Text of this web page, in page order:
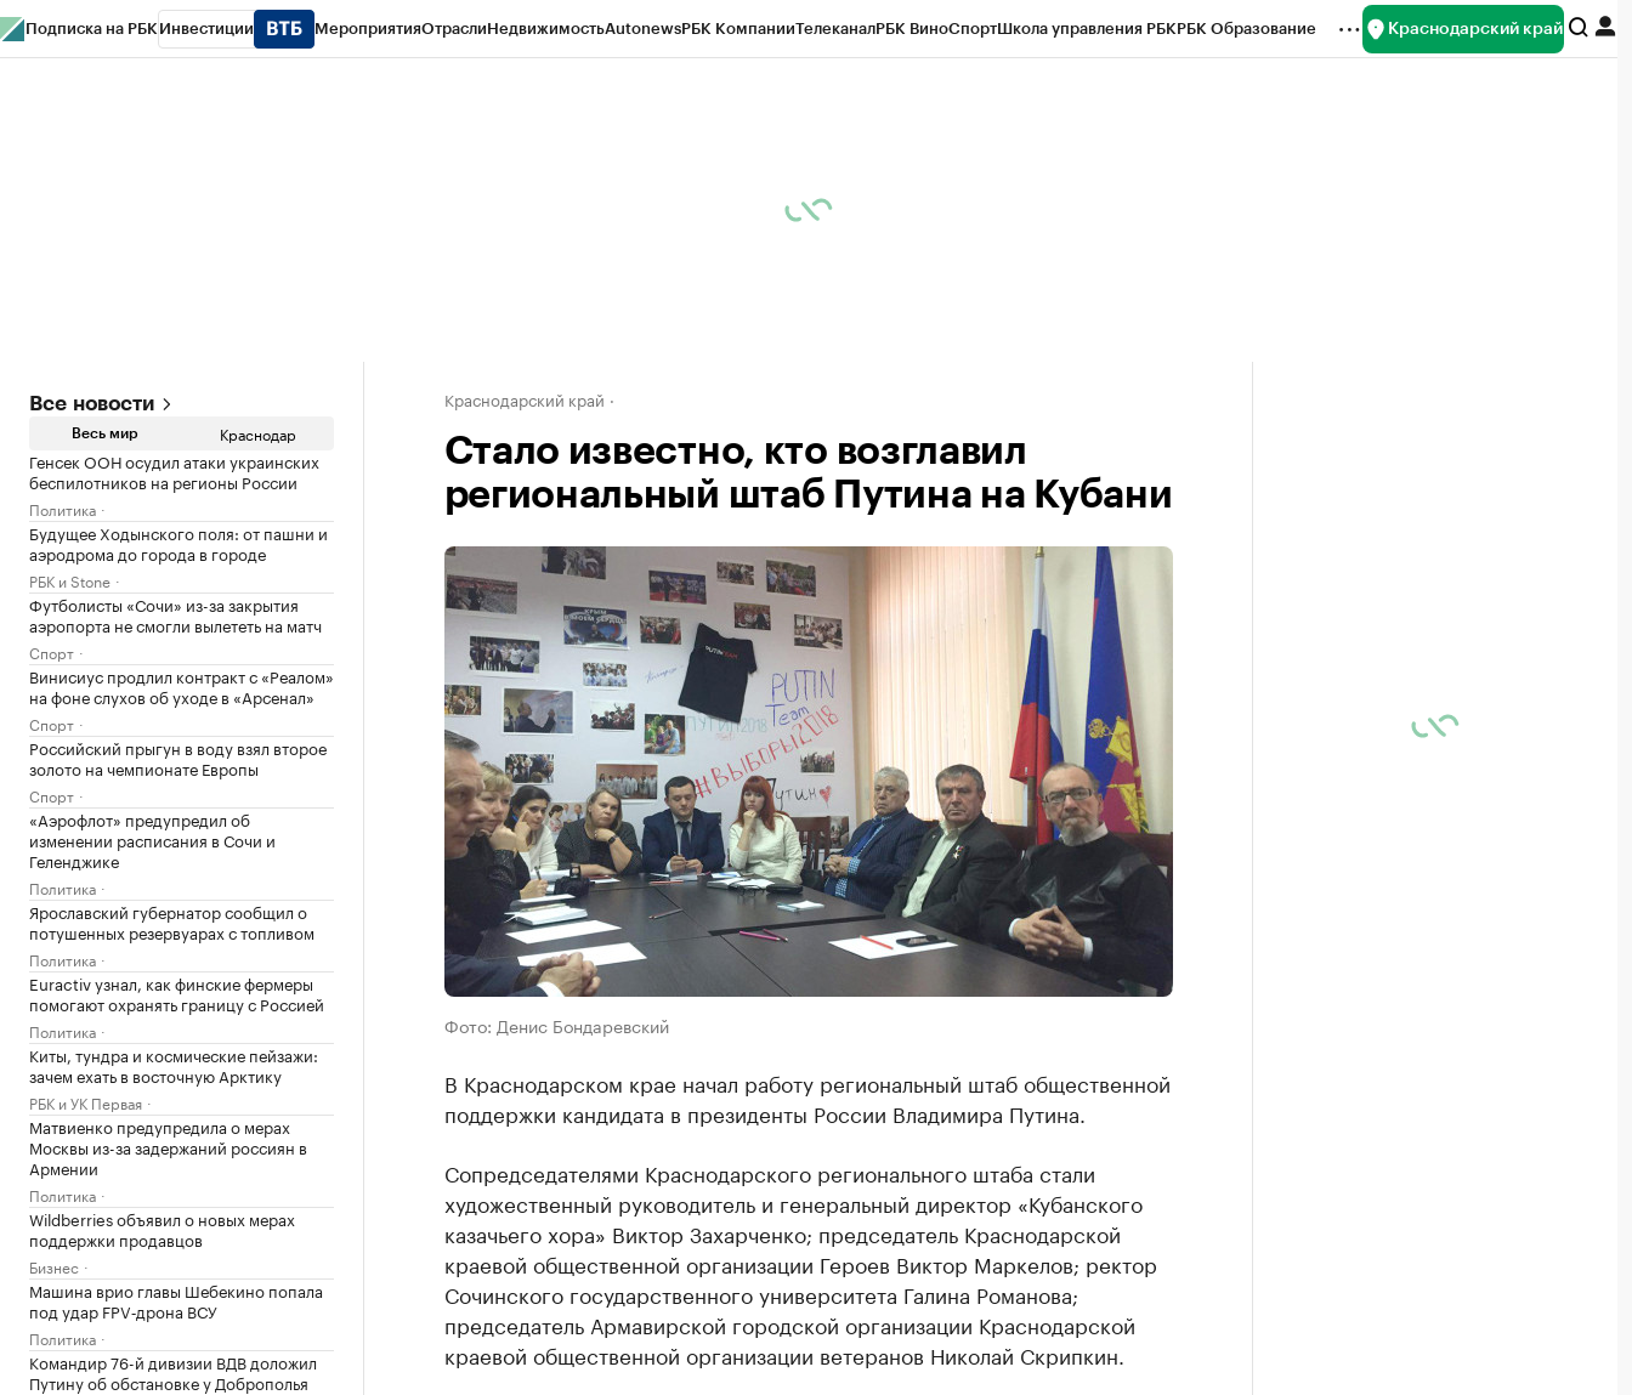
Подписка на РБК Инвестиции МероприятияОтраслиНедвижимостьAutonewsРБК КомпанииТелеканалРБК ВиноСпортШкола управления РБКРБК Образование Краснодарский край
Все новости
Весь мир Краснодар
Генсек ООН осудил атаки украинских
беспилотников на регионы России
Политика
Будущее Ходынского поля: от пашни и
аэродрома до города в городе
РБК и Stone
Футболисты «Сочи» из-за закрытия
аэропорта не смогли вылететь на матч
Спорт
Винисиус продлил контракт с «Реалом»
на фоне слухов об уходе в «Арсенал»
Спорт
Российский прыгун в воду взял второе
золото на чемпионате Европы
Спорт
«Аэрофлот» предупредил об
изменении расписания в Сочи и
Геленджике
Политика
Ярославский губернатор сообщил о
потушенных резервуарах с топливом
Политика
Euractiv узнал, как финские фермеры
помогают охранять границу с Россией
Политика
Киты, тундра и космические пейзажи:
зачем ехать в восточную Арктику
РБК и УК Первая
Матвиенко предупредила о мерах
Москвы из-за задержаний россиян в
Армении
Политика
Wildberries объявил о новых мерах
поддержки продавцов
Бизнес
Машина врио главы Шебекино попала
под удар FPV‑дрона ВСУ
Политика
Командир 76-й дивизии ВДВ доложил
Путину об обстановке у Доброполья
Краснодарский край
Стало известно, кто возглавил
региональный штаб Путина на Кубани
Фото: Денис Бондаревский
В Краснодарском крае начал работу региональный штаб общественной
поддержки кандидата в президенты России Владимира Путина.
Сопредседателями Краснодарского регионального штаба стали
художественный руководитель и генеральный директор «Кубанского
казачьего хора» Виктор Захарченко; председатель Краснодарской
краевой общественной организации Героев Виктор Маркелов; ректор
Сочинского государственного университета Галина Романова;
председатель Армавирской городской организации Краснодарской
краевой общественной организации ветеранов Николай Скрипкин.